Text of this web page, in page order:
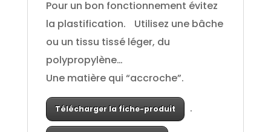
Pour un bon fonctionnement évitez
la plastification. Utilisez une bâche
ou un tissu tissé léger, du
polypropylène…
Une matière qui “accroche”.
Télécharger la fiche-produit .